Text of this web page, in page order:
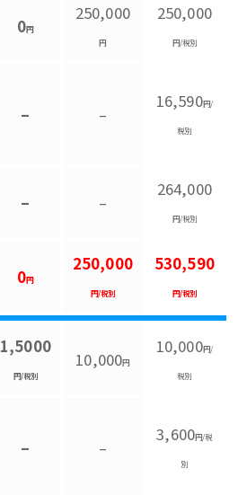
0円
250,000
円
250,000
円/税別
– –
16,590円/
税別
– –
264,000
円/税別
0円
250,000
円/税別
530,590
円/税別
1,5000
円/税別
10,000円
10,000円/
税別
– –
3,600円/税
別